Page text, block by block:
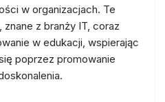
w organizacjach. Te
z branży IT, coraz
w edukacji, wspierając
poprzez promowanie